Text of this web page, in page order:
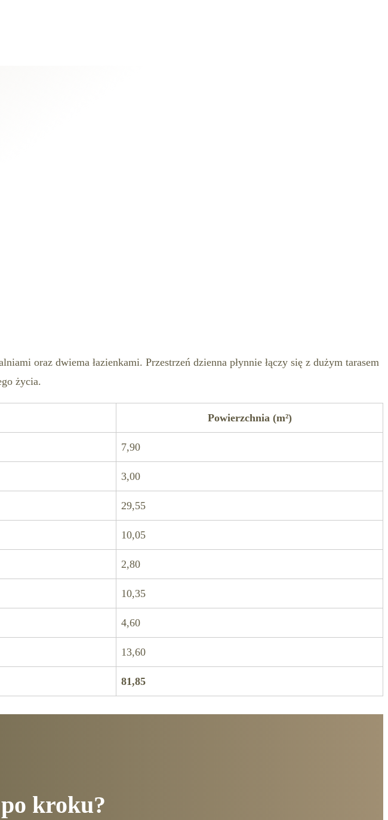
oraz dwiema łazienkami. Przestrzeń dzienna płynnie łączy się z dużym tarasem
życia.
Powierzchnia (m²)
7,90
3,00
29,55
10,05
2,80
10,35
4,60
13,60
81,85
kroku?